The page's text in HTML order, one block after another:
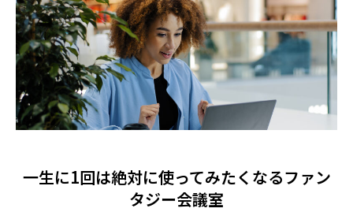
SUSTAINABILITY
PARTNER WANTED
RECRUIT
一生に1回は絶対に使ってみたくなるファン
タジー会議室